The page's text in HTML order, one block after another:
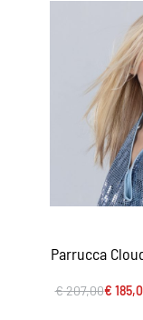
Parrucca
€207,00€